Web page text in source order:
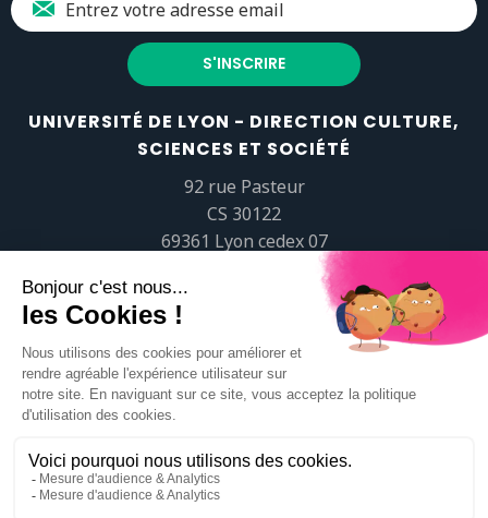
UNIVERSITÉ DE LYON - DIRECTION CULTURE,
SCIENCES ET SOCIÉTÉ
92 rue Pasteur
CS 30122
69361 Lyon cedex 07
popsciences@universite-lyon.fr
Tél.+33 (0)4 37 37 82 01
https://www.youtube.com/embed/Qm-prNOXepo